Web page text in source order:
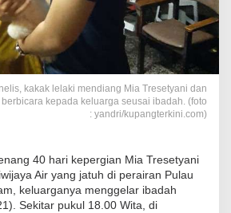
kakak lelaki mendiang Mia Tresetyani dan
berbicara kepada keluarga seusai ibadah. (foto
: yandri/kupangterkini.com)
40 hari kepergian Mia Tresetyani
Air yang jatuh di perairan Pulau
keluarganya menggelar ibadah
Sekitar pukul 18.00 Wita, di